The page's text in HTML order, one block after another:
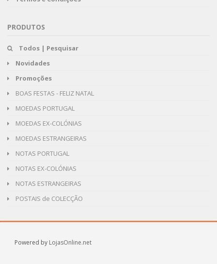
PRODUTOS
Todos | Pesquisar
Novidades
Promoções
BOAS FESTAS - FELIZ NATAL
MOEDAS PORTUGAL
MOEDAS EX-COLÓNIAS
MOEDAS ESTRANGEIRAS
NOTAS PORTUGAL
NOTAS EX-COLÓNIAS
NOTAS ESTRANGEIRAS
POSTAIS de COLECÇÃO
Powered by LojasOnline.net